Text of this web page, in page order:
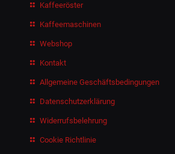
Kaffeeröster
Kaffeemaschinen
Webshop
Kontakt
Allgemeine Geschäftsbedingungen
Datenschutzerklärung
Widerrufsbelehrung
Cookie Richtlinie